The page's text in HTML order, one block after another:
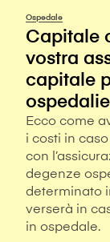
Ospedale
Capitale
vostra
capitale
Ecco come
i costi in
con
degenze
determinato
verserà in
in ospedale.